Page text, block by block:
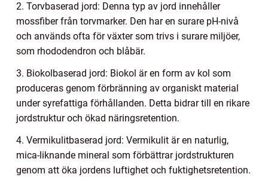
2. Torvbaserad jord: Denna typ av jord innehåller
mossfiber från torvmarker. Den har en surare pH-nivå
och används ofta för växter som trivs i surare miljöer,
som rhododendron och blåbär.
3. Biokolbaserad jord: Biokol är en form av kol som
produceras genom förbränning av organiskt material
under syrefattiga förhållanden. Detta bidrar till en rikare
jordstruktur och ökad näringsretention.
4. Vermikulitbaserad jord: Vermikulit är en naturlig,
mica-liknande mineral som förbättrar jordstrukturen
genom att öka jordens luftighet och fuktighetsretention.